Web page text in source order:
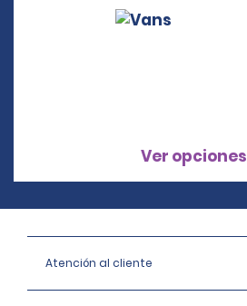
Ver opciones
Atención al cliente